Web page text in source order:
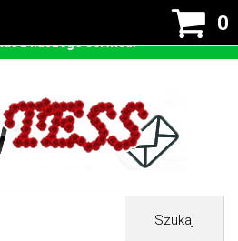
0
Szukaj
- czyli tzw ciastek w celu
Zaakceptuj przyjmowanie cookies
z naszego serwisu.